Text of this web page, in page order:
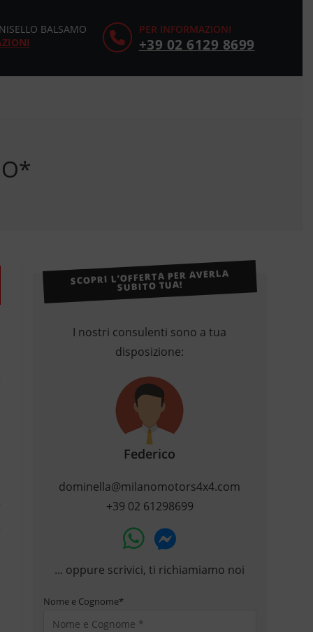
PER INFORMAZIONI
+39 02 6129 8699
BALSAMO
SCOPRI L’OFFERTA PER AVERLA
SUBITO TUA!
I nostri consulenti sono a tua
disposizione:
Federico
dominella@milanomotors4x4.com
+39 02 61298699
... oppure scrivici, ti richiamiamo noi
Nome e Cognome*